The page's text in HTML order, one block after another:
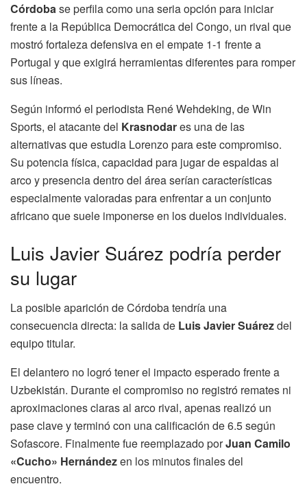
Córdobase perfila como una seria opción para iniciar
frente a la República Democrática del Congo, un rival que
mostró fortaleza defensiva en el empate 1-1 frente a
Portugal y que exigirá herramientas diferentes para romper
sus líneas.
Según informó el periodista René Wehdeking, de Win
Sports, el atacante del Krasnodares una de las
alternativas que estudia Lorenzo para este compromiso.
Su potencia física, capacidad para jugar de espaldas al
arco y presencia dentro del área serían características
especialmente valoradas para enfrentar a un conjunto
africano que suele imponerse en los duelos individuales.
Luis Javier Suárez podría perder
su lugar
La posible aparición de Córdoba tendría una
consecuencia directa: la salida de Luis Javier Suárezdel
equipo titular.
El delantero no logró tener el impacto esperado frente a
Uzbekistán. Durante el compromiso no registró remates ni
aproximaciones claras al arco rival, apenas realizó un
pase clave y terminó con una calificación de 6.5 según
Sofascore. Finalmente fue reemplazado porJuan Camilo
«Cucho» Hernándezen los minutos finales del
encuentro.